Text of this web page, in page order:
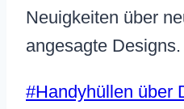
Neuigkeiten über
angesagte Designs.
Schlagworte:
#Handyhüllen über